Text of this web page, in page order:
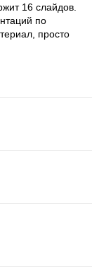
16 слайдов.
по
просто